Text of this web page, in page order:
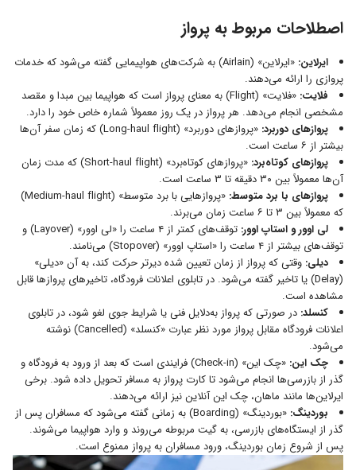
اصطلاحات مربوط به پرواز
ایرلاین:
«ایرلاین» (Airlain) به شرکت‌های هواپیمایی گفته می‌شود که خدمات
پروازی را ارائه می‌دهند.
فلایت:
«فلایت» (Flight) به معنای پرواز است که هواپیما بین مبدا و مقصد
مشخصی انجام می‌دهد. هر پرواز در یک روز معمولاً شماره خاص خود را دارد.
پروازهای دوربرد:
«پروازهای دوربرد» (Long-haul flight) که زمان سفر آن‌ها
بیشتر از ۶ ساعت است.
پروازهای کوتاه‌برد:
«پروازهای کوتاه‌برد» (Short-haul flight) که مدت زمان
آن‌ها معمولاً بین ۳۰ دقیقه تا ۳ ساعت است.
پروازهای با برد متوسط:
«پروازهایی با برد متوسط» (Medium-haul flight)
که معمولاً بین ۳ تا ۶ ساعت زمان می‌برند.
لی اوور و استاپ اوور:
توقف‌های کمتر از ۴ ساعت را «لی اوور» (Layover) و
توقف‌های بیشتر از ۴ ساعت را «استاپ اوور» (Stopover) می‌نامند.
دیلی: وقتی که پرواز از زمان تعیین شده دیرتر حرکت کند، به آن «دیلی»
(Delay) یا تاخیر گفته می‌شود. در تابلوی اعلانات فرودگاه، تاخیرهای پروازها قابل
مشاهده است.
کنسلد: در صورتی که پرواز به‌دلایل فنی یا شرایط جوی لغو شود، در تابلوی
اعلانات فرودگاه مقابل پرواز مورد نظر عبارت «کنسلد» (Cancelled) نوشته
می‌شود.
چک این:
«چک این» (Check-in) فرایندی است که بعد از ورود به فرودگاه و
گذر از بازرسی‌ها انجام می‌شود تا کارت پرواز به مسافر تحویل داده شود. برخی
ایرلاین‌ها مانند ماهان، چک این آنلاین نیز ارائه می‌دهند.
بوردینگ:
«بوردینگ» (Boarding) به زمانی گفته می‌شود که مسافران پس از
گذر از ایستگاه‌های بازرسی، به گیت مربوطه می‌روند و وارد هواپیما می‌شوند.
پس از شروع زمان بوردینگ، ورود مسافران به پرواز ممنوع است.